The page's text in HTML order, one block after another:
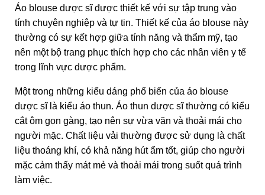
Áo blouse dược sĩ được thiết kế với sự tập trung vào
tính chuyên nghiệp và tự tin. Thiết kế của áo blouse này
thường có sự kết hợp giữa tính năng và thẩm mỹ, tạo
nên một bộ trang phục thích hợp cho các nhân viên y tế
trong lĩnh vực dược phẩm.
Một trong những kiểu dáng phổ biến của áo blouse
dược sĩ là kiểu áo thun. Áo thun dược sĩ thường có kiểu
cắt ôm gọn gàng, tạo nên sự vừa vặn và thoải mái cho
người mặc. Chất liệu vải thường được sử dụng là chất
liệu thoáng khí, có khả năng hút ẩm tốt, giúp cho người
mặc cảm thấy mát mẻ và thoải mái trong suốt quá trình
làm việc.